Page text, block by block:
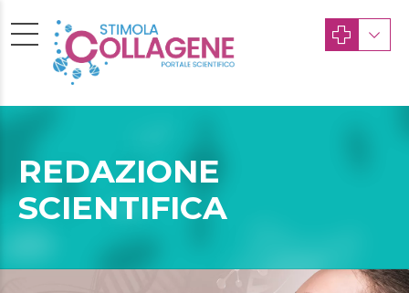
REDAZIONE
SCIENTIFICA